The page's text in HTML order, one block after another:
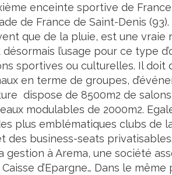
enceinte sportive de
de France de Saint-Denis (93).
que de la pluie, est une vraie
l’usage pour ce type
sportives ou culturelles. Il doit
en terme de groupes,
dispose de 8500m2 de
modulables de 2000m2.
plus emblématiques clubs de
business-seats
gestion à Arema, une société
d’Epargne… Dans le même